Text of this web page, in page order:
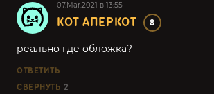
07.Mar.2021 в 13:55
КОТ АПЕРКОТ 8
реально где обложка?
ОТВЕТИТЬ
СВЕРНУТЬ 2